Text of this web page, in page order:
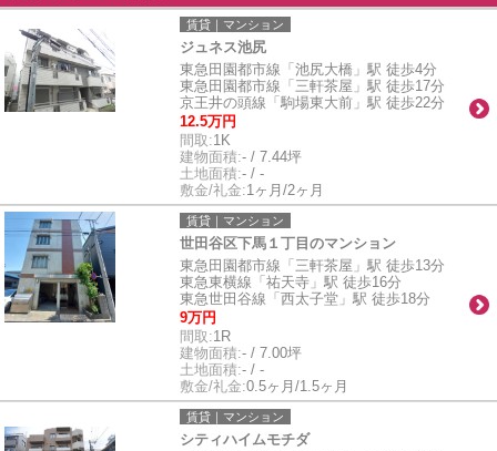
賃貸｜マンション
ジュネス池尻
東急田園都市線「池尻大橋」駅 徒歩4分
東急田園都市線「三軒茶屋」駅 徒歩17分
京王井の頭線「駒場東大前」駅 徒歩22分
12.5万円
間取:1K
建物面積:- / 7.44坪
土地面積:- / -
敷金/礼金:1ヶ月/2ヶ月
賃貸｜マンション
世田谷区下馬１丁目のマンション
東急田園都市線「三軒茶屋」駅 徒歩13分
東急東横線「祐天寺」駅 徒歩16分
東急世田谷線「西太子堂」駅 徒歩18分
9万円
間取:1R
建物面積:- / 7.00坪
土地面積:- / -
敷金/礼金:0.5ヶ月/1.5ヶ月
賃貸｜マンション
シティハイムモチダ